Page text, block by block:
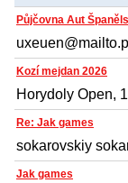
Půjčovna Aut
Kozí mejdan 2026
Horydoly Open,
Re: Jak games
sokarovskiy
Jak games